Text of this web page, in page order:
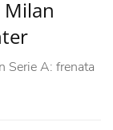
Serie A: frenata